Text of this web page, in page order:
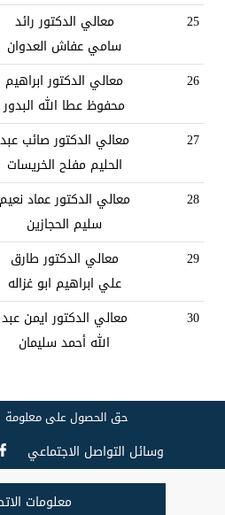
25
معالي الدكتور رائد
سامي عفاش العدوان
26
معالي الدكتور ابراهيم
محفوظ عطا الله البدور
27
معالي الدكتور صائب عبد
الحليم مفلح الخريسات
28
معالي الدكتور عماد نعيم
سليم الحجازين
29
معالي الدكتور طارق
علي ابراهيم ابو غزاله
30
معالي الدكتور ايمن عبد
الله أحمد سليمان
حق الحصول على معلومة
وسائل التواصل الاجتماعي
معلومات